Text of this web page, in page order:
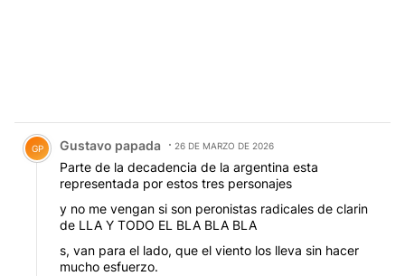
Comentario de Gustavo papada.
GP Gustavo papada 26 DE MARZO DE 2026
Parte de la decadencia de la argentina esta
representada por estos tres personajes
y no me vengan si son peronistas radicales de clarin
de LLA Y TODO EL BLA BLA BLA
s, van para el lado, que el viento los lleva sin hacer
mucho esfuerzo.